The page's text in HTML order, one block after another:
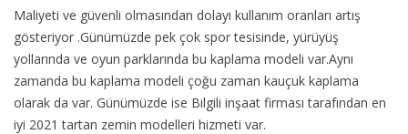
Maliyeti ve güvenli olmasından dolayı kullanım oranları artış
gösteriyor .Günümüzde pek çok spor tesisinde, yürüyüş
yollarında ve oyun parklarında bu kaplama modeli var.Aynı
zamanda bu kaplama modeli çoğu zaman kauçuk kaplama
olarak da var. Günümüzde ise Bilgili inşaat firması tarafından en
iyi 2021 tartan zemin modelleri hizmeti var.